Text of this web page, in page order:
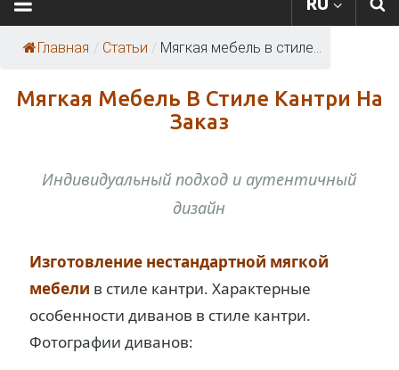
Главная / Статьи / Мягкая мебель в стиле...
Мягкая Мебель В Стиле Кантри На
Заказ
Индивидуальный подход и аутентичный
дизайн
Изготовление нестандартной мягкой
мебели в стиле кантри. Характерные
особенности диванов в стиле кантри.
Фотографии диванов: